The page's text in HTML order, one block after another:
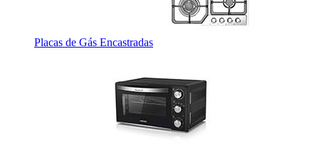
Placas de Gás Encastradas